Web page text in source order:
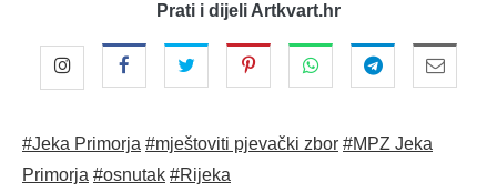
Prati i dijeli Artkvart.hr
#Jeka Primorja #mještoviti pjevački zbor #MPZ Jeka
Primorja #osnutak #Rijeka